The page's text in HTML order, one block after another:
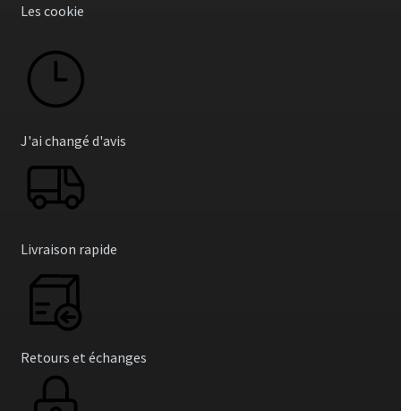
Les cookie
J'ai changé d'avis
Livraison rapide
Retours et échanges